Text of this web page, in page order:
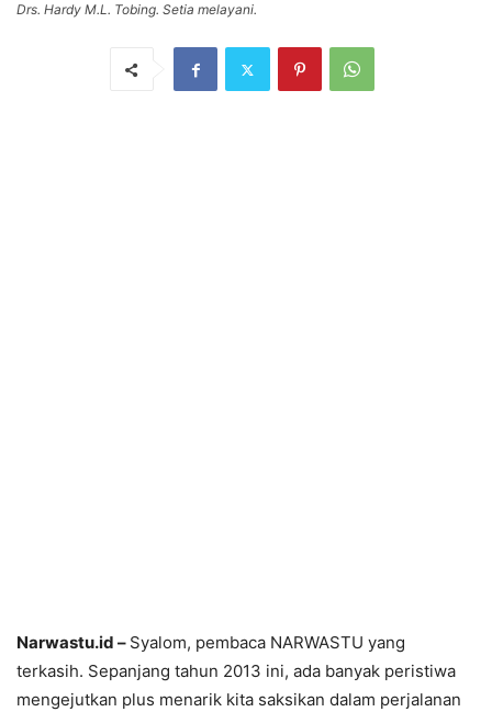
Drs. Hardy M.L. Tobing. Setia melayani.
Narwastu.id – Syalom, pembaca NARWASTU yang
terkasih. Sepanjang tahun 2013 ini, ada banyak peristiwa
mengejutkan plus menarik kita saksikan dalam perjalanan